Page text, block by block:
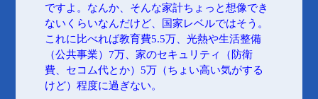
ですよ。なんか、そんな家計ちょっと想像でき
ないくらいなんだけど、国家レベルではそう。
これに比べれば教育費5.5万、光熱や生活整備
（公共事業）7万、家のセキュリティ（防衛
費、セコム代とか）5万（ちょい高い気がする
けど）程度に過ぎない。